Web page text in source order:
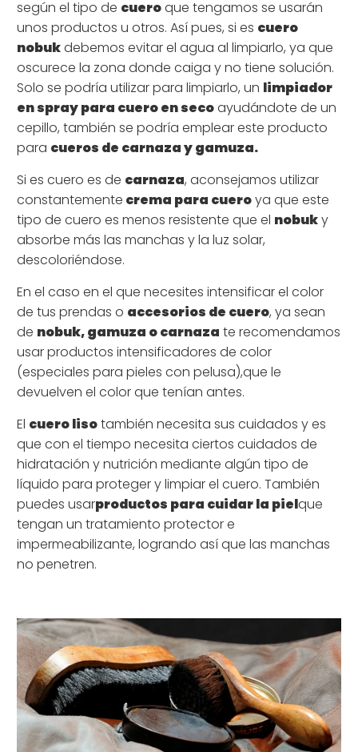
según el tipo de cueroque tengamos se usarán
unos productos u otros. Así pues, si es cuero
nobukdebemos evitar el agua al limpiarlo, ya que
oscurece la zona donde caiga y no tiene solución.
Solo se podría utilizar para limpiarlo, un limpiador
en spray para cuero en secoayudándote de un
cepillo, también se podría emplear este producto
para cueros de carnaza y gamuza.
Si es cuero es de carnaza, aconsejamos utilizar
constantemente crema para cueroya que este
tipo de cuero es menos resistente que el nobuky
absorbe más las manchas y la luz solar,
descoloriéndose.
En el caso en el que necesites intensificar el color
de tus prendas o accesorios de cuero, ya sean
de nobuk, gamuza o carnaza te recomendamos
usar productos intensificadores de color
(especiales para pieles con pelusa),que le
devuelven el color que tenían antes.
El cuero lisotambién necesita sus cuidados y es
que con el tiempo necesita ciertos cuidados de
hidratación y nutrición mediante algún tipo de
líquido para proteger y limpiar el cuero. También
puedes usarproductos para cuidar la pielque
tengan un tratamiento protector e
impermeabilizante, logrando así que las manchas
no penetren.